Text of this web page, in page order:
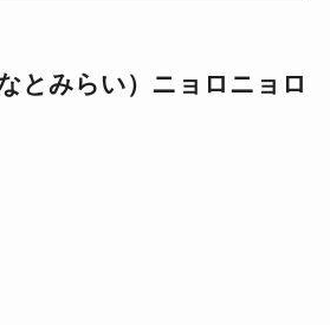
とみらい）ニョロニョロ